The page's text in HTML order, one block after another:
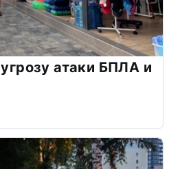
атаки БПЛА и